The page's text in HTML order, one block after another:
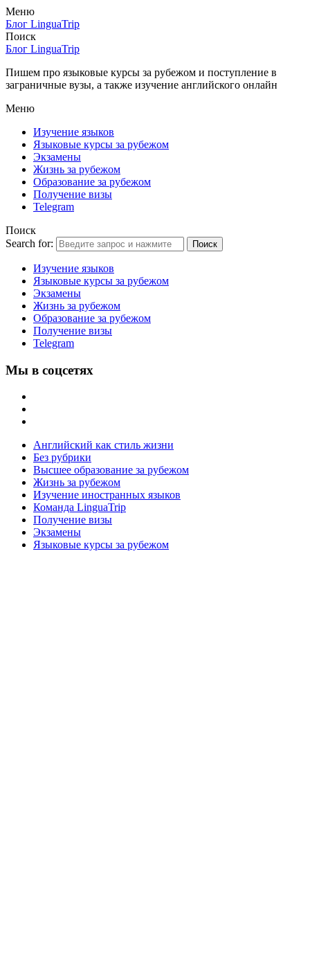
Меню
Блог LinguaTrip
Поиск
Блог LinguaTrip
Пишем про языковые курсы за рубежом и поступление в
заграничные вузы, а также изучение английского онлайн
Меню
Изучение языков
Языковые курсы за рубежом
Экзамены
Жизнь за рубежом
Образование за рубежом
Получение визы
Telegram
Поиск
Search for:
Поиск
Изучение языков
Языковые курсы за рубежом
Экзамены
Жизнь за рубежом
Образование за рубежом
Получение визы
Telegram
Мы в соцсетях
Английский как стиль жизни
Без рубрики
Высшее образование за рубежом
Жизнь за рубежом
Изучение иностранных языков
Команда LinguaTrip
Получение визы
Экзамены
Языковые курсы за рубежом